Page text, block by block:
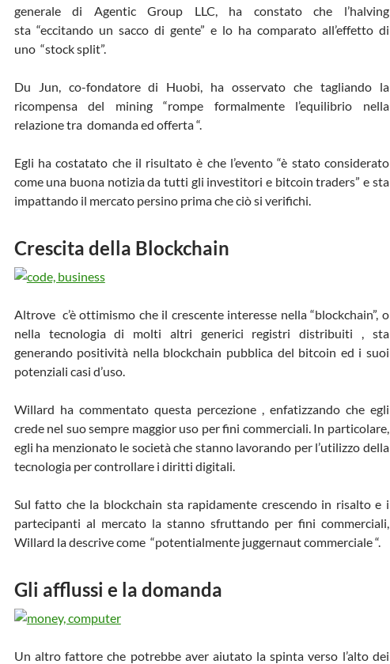
generale di Agentic Group LLC, ha constato che l’halving
sta “eccitando un sacco di gente” e lo ha comparato all’effetto di
uno “stock split”.
Du Jun, co-fondatore di Huobi, ha osservato che tagliando la
ricompensa del mining “rompe formalmente l’equilibrio nella
relazione tra domanda ed offerta “.
Egli ha costatato che il risultato è che l’evento “è stato considerato
come una buona notizia da tutti gli investitori e bitcoin traders” e sta
impattando il mercato persino prima che ciò si verifichi.
Crescita della Blockchain
Altrove c’è ottimismo che il crescente interesse nella “blockchain”, o
nella tecnologia di molti altri generici registri distribuiti , sta
generando positività nella blockchain pubblica del bitcoin ed i suoi
potenziali casi d’uso.
Willard ha commentato questa percezione , enfatizzando che egli
crede nel suo sempre maggior uso per fini commerciali. In particolare,
egli ha menzionato le società che stanno lavorando per l’utilizzo della
tecnologia per controllare i diritti digitali.
Sul fatto che la blockchain sta rapidamente crescendo in risalto e i
partecipanti al mercato la stanno sfruttando per fini commerciali,
Willard la descrive come “potentialmente juggernaut commerciale “.
Gli afflussi e la domanda
Un altro fattore che potrebbe aver aiutato la spinta verso l’alto dei